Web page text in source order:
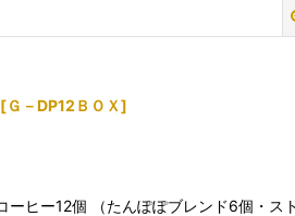
絞り込
[Ｇ－DP12ＢＯＸ]
ヒー12個 （たんぽぽブレンド6個・ス